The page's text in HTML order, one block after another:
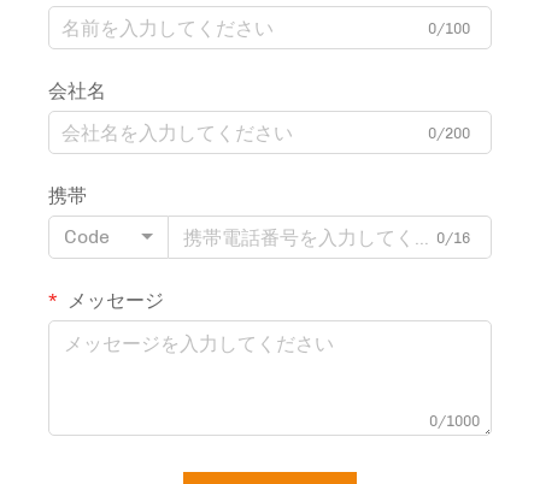
0/100
会社名
0/200
携帯
Code
0/16
メッセージ
0/1000